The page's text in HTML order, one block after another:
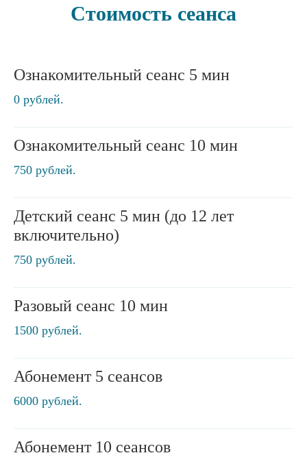
Стоимость сеанса
Ознакомительный сеанс 5 мин
0 рублей.
Ознакомительный сеанс 10 мин
750 рублей.
Детский сеанс 5 мин (до 12 лет
включительно)
750 рублей.
Разовый сеанс 10 мин
1500 рублей.
Абонемент 5 сеансов
6000 рублей.
Абонемент 10 сеансов